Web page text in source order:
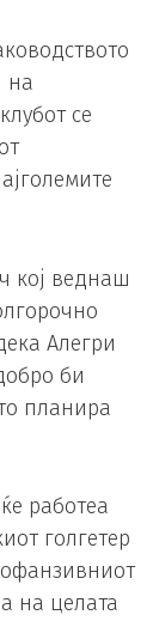
на
се
кој веднаш
Алегри
би
планира
работеа
голгетер
на целата